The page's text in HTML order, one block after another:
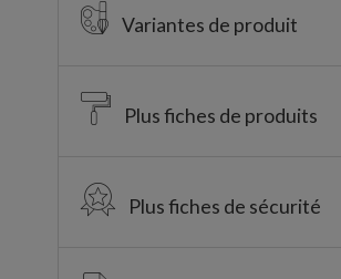
Variantes de produit
Plus fiches de produits
Plus fiches de sécurité